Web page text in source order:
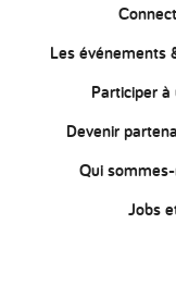
Les événements
Participer
Devenir
Qui
Jobs